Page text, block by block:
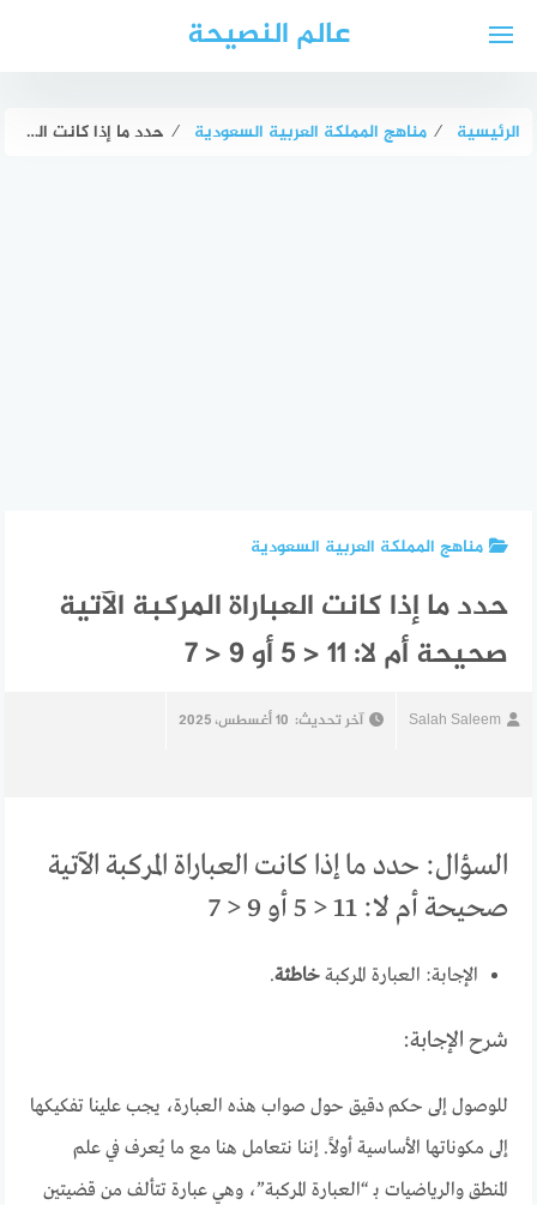
عالم النصيحة
الرئيسية ⁄ مناهج المملكة العربية السعودية ⁄ حدد ما إذا كانت العباراة المركبة الآتية صحيحة أم لا: 11 < 5 أو 9 < 7
مناهج المملكة العربية السعودية
حدد ما إذا كانت العباراة المركبة الآتية
صحيحة أم لا: 11 < 5 أو 9 < 7
Salah Saleem آخر تحديث: 10 أغسطس، 2025
السؤال: حدد ما إذا كانت العباراة المركبة الآتية
صحيحة أم لا: 11 < 5 أو 9 < 7
الإجابة: العبارة المركبةخاطئة.
شرح الإجابة:
للوصول إلى حكم دقيق حول صواب هذه العبارة، يجب علينا تفكيكها
إلى مكوناتها الأساسية أولاً. إننا نتعامل هنا مع ما يُعرف في علم
المنطق والرياضيات بـ “العبارة المركبة”، وهي عبارة تتألف من قضيتين